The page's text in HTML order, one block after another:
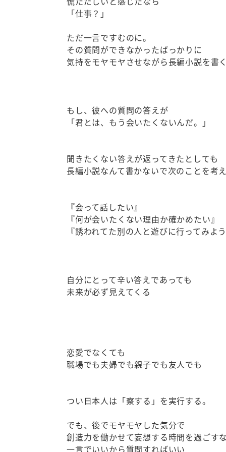
「仕事？」
ただ一言ですむのに。
その質問ができなかったばっかりに
気持をモヤモヤさせながら長編小説を書
もし、彼への質問の答えが
「君とは、もう会いたくないんだ。」
聞きたくない答えが返ってきたとしても
長編小説なんて書かないで次のことを考え
『会って話したい』
『何が会いたくない理由か確かめたい』
『誘われてた別の人と遊びに行ってみよう
自分にとって辛い答えであっても
未来が必ず見えてくる
恋愛でなくても
職場でも夫婦でも親子でも友人でも
つい日本人は「察する」を実行する。
でも、後でモヤモヤした気分で
創造力を働かせて妄想する時間を過ごす
一言でいいから質問すればいい